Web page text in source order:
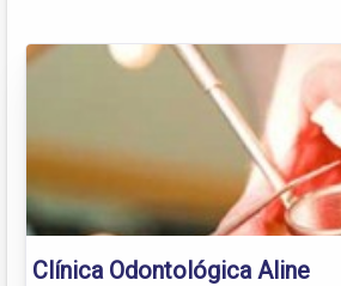
Clínica Odontológica Aline